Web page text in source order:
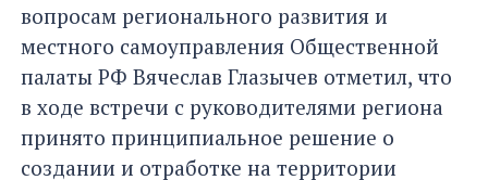
вопросам регионального развития и
местного самоуправления Общественной
палаты РФ Вячеслав Глазычев отметил, что
в ходе встречи с руководителями региона
принято принципиальное решение о
создании и отработке на территории